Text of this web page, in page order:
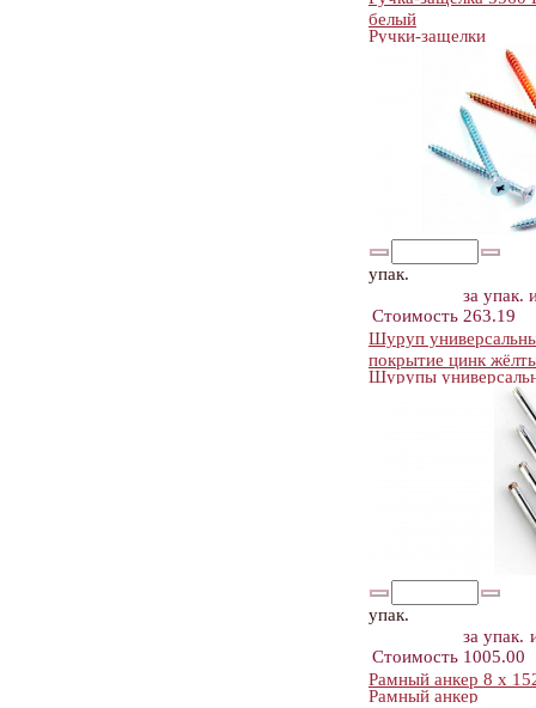
белый
Ручки-защелки
упак.
за упак.
Стоимость 263.19
Шуруп
покрытие цинк
Шурупы
упак.
за упак.
Стоимость 1005.00
Рамный анкер 8 х
Рамный анкер